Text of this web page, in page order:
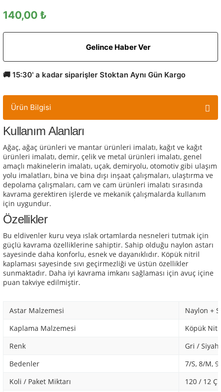
140,00 ₺
Gelince Haber Ver
🚚 15:30' a kadar siparişler Stoktan Aynı Gün Kargo
Ürün Bilgisi
Kullanım Alanları
Ağaç, ağaç ürünleri ve mantar ürünleri imalatı, kağıt ve kağıt
ürünleri imalatı, demir, çelik ve metal ürünleri imalatı, genel
amaçlı makinelerin imalatı, uçak, demiryolu, otomotiv gibi ulaşım
yolu imalatları, bina ve bina dışı inşaat çalışmaları, ulaştırma ve
depolama çalışmaları, cam ve cam ürünleri imalatı sırasında
kavrama gerektiren işlerde ve mekanik çalışmalarda kullanım
için uygundur.
Özellikler
Bu eldivenler kuru veya ıslak ortamlarda nesneleri tutmak için
güçlü kavrama özelliklerine sahiptir. Sahip olduğu naylon astarı
sayesinde daha konforlu, esnek ve dayanıklıdır. Köpük nitril
kaplaması sayesinde sıvı geçirmezliği ve üstün özellikler
sunmaktadır. Daha iyi kavrama imkanı sağlaması için avuç içine
puan takviye edilmiştir.
Astar Malzemesi
Naylon +
Kaplama Malzemesi
Köpük
Renk
Gri / Siyah
Bedenler
7/S, 8/M,
Koli / Paket Miktarı
120 / 12